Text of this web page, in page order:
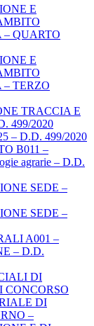
E
– QUARTO
E
TERZO
TRACCIA E
499/2020
– D.D. 499/2020
B011 –
agrarie – D.D.
SEDE –
SEDE –
A001 –
– D.D.
DI
CONCORSO
DI
–